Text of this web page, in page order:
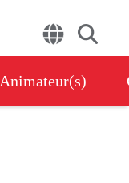
Animateur(s)